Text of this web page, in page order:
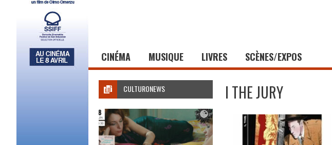
CINÉMA MUSIQUE LIVRES SCÈNES/EXPOS
I THE JURY
CULTURONEWS